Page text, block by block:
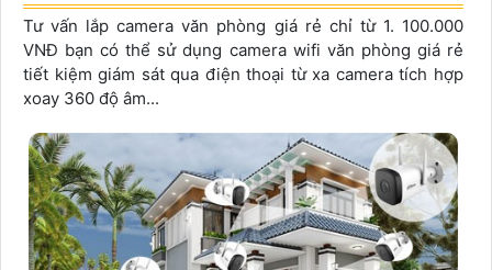
Tư vấn lắp camera văn phòng giá rẻ chỉ từ 1. 100.000
VNĐ bạn có thể sử dụng camera wifi văn phòng giá rẻ
tiết kiệm giám sát qua điện thoại từ xa camera tích hợp
xoay 360 độ âm...